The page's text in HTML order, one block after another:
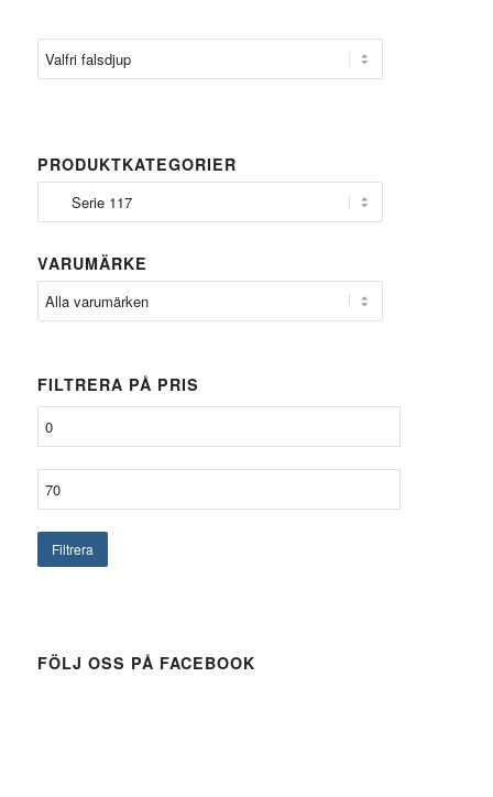
PRODUKTKATEGORIER
VARUMÄRKE
FILTRERA PÅ PRIS
Filtrera
FÖLJ OSS PÅ FACEBOOK